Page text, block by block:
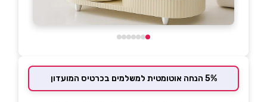
5% הנחה אוטומטית למשלמים בכרטיס המועדון